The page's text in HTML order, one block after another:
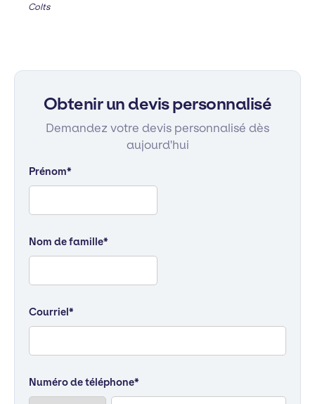
Colts
Obtenir un devis personnalisé
Demandez votre devis personnalisé dès
aujourd'hui
Prénom*
Nom de famille*
Courriel*
Numéro de téléphone*